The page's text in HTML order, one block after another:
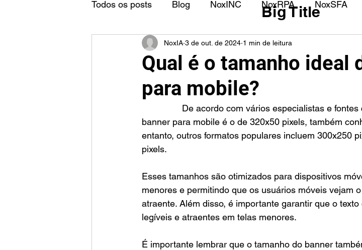
Todos os posts Blog NoxINC NoxRPA NoxSFA
Qual é o tamanho ideal
para mobile?
NoxIA 3 de out. de 2024 1 min de leitura
banner para mobile é o de 320x50 pixels, também
entanto, outros formatos populares incluem 300x250
pixels.
Esses tamanhos são otimizados para dispositivos
menores e permitindo que os usuários móveis vejam
atraente. Além disso, é importante garantir que o
legíveis e atraentes em telas menores.
É importante lembrar que o tamanho do banner
Big Title